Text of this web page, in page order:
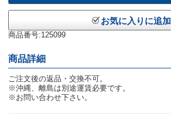
お気に入りに追加
商品番号:125099
商品詳細
ご注文後の返品・交換不可。
※沖縄、離島は別途運賃必要です。
※お問い合わせ下さい。